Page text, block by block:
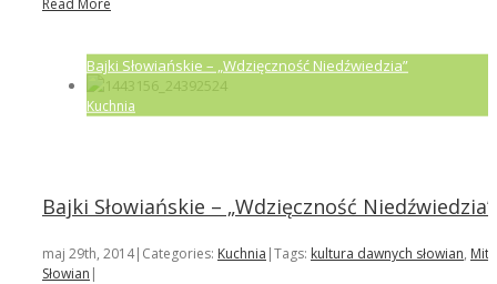
Read More
Bajki Słowiańskie – „Wdzięczność Niedźwiedzia”
Kuchnia
Bajki Słowiańskie – „Wdzięczność Niedźwiedzia”
maj 29th, 2014| Categories: Kuchnia |Tags: kultura dawnych słowian, Mity
Słowian |